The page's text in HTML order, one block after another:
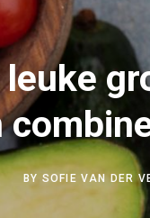
BY SOFIE VAN DER